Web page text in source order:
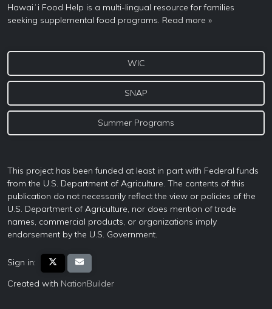
Hawaiʻi Food Help is a multi-lingual resource for families
seeking supplemental food programs. Read more »
WIC
SNAP
Summer Programs
This project has been funded at least in part with Federal funds
from the U.S. Department of Agriculture. The contents of this
publication do not necessarily reflect the view or policies of the
U.S. Department of Agriculture, nor does mention of trade
names, commercial products, or organizations imply
endorsement by the U.S. Government.
Sign in:
Created with NationBuilder